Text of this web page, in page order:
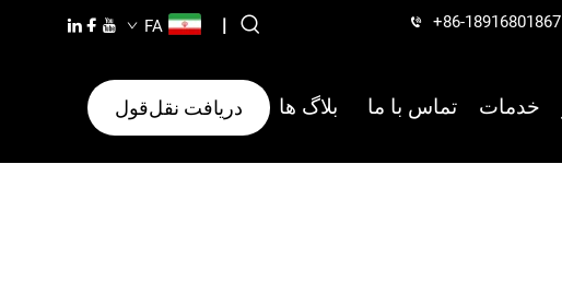
+86-18916801867
|
FA
خدمات تماس با ما بلاگ ها دریافت نقل‌قول